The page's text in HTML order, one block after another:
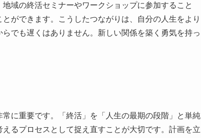
域の終活セミナーやワークショップに参加すること
ができます。こうしたつながりは、自分の人生をより
でも遅くはありません。新しい関係を築く勇気を持っ
に重要です。「終活」を「人生の最期の段階」と単純
るプロセスとして捉え直すことが大切です。計画を立